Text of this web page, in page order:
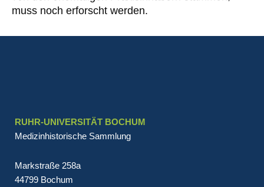
muss noch erforscht werden.
RUHR-UNIVERSITÄT BOCHUM
Medizinhistorische Sammlung
Markstraße 258a
44799 Bochum